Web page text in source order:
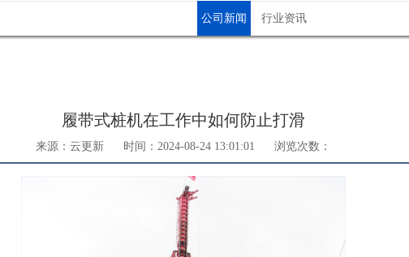
公司新闻 行业资讯
履带式桩机在工作中如何防止打滑
来源：云更新 时间：2024-08-24 13:01:01 浏览次数：